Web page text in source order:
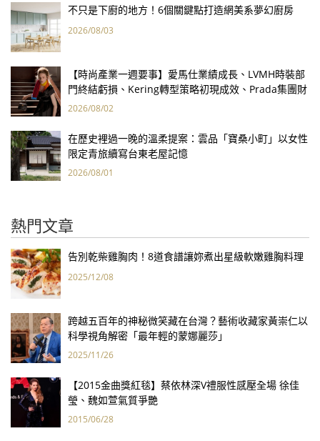
不只是下廚的地方！6個關鍵點打造網美系夢幻廚房
2026/08/03
【時尚產業一週要事】愛馬仕業績成長、LVMH時裝部
門終結虧損、Kering轉型策略初現成效、Prada集團財
報亮眼
2026/08/02
在歷史裡過一晚的溫柔提案：雲品「寶桑小町」以女性
限定青旅續寫台東老屋記憶
2026/08/01
熱門文章
告別乾柴雞胸肉！8道食譜讓妳煮出星級軟嫩雞胸料理
2025/12/08
跨越五百年的神秘微笑藏在台灣？藝術收藏家黃崇仁以
科學視角解密「最年輕的蒙娜麗莎」
2025/11/26
【2015金曲獎紅毯】蔡依林深V禮服性感壓全場 徐佳
瑩、魏如萱氣質爭艷
2015/06/28